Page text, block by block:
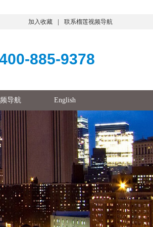
加入收藏 联系榴莲视频导航
885-9378
导航 English